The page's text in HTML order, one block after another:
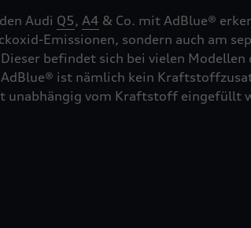
Audi Q5 , A4 & Co. mit AdBlue®
Emissionen, sondern auch am
befindet sich bei vielen Modellen
ist nämlich kein
unabhängig vom Kraftstoff eingefüllt